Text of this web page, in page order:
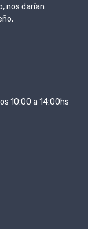
nos darían
10:00 a 14:00hs